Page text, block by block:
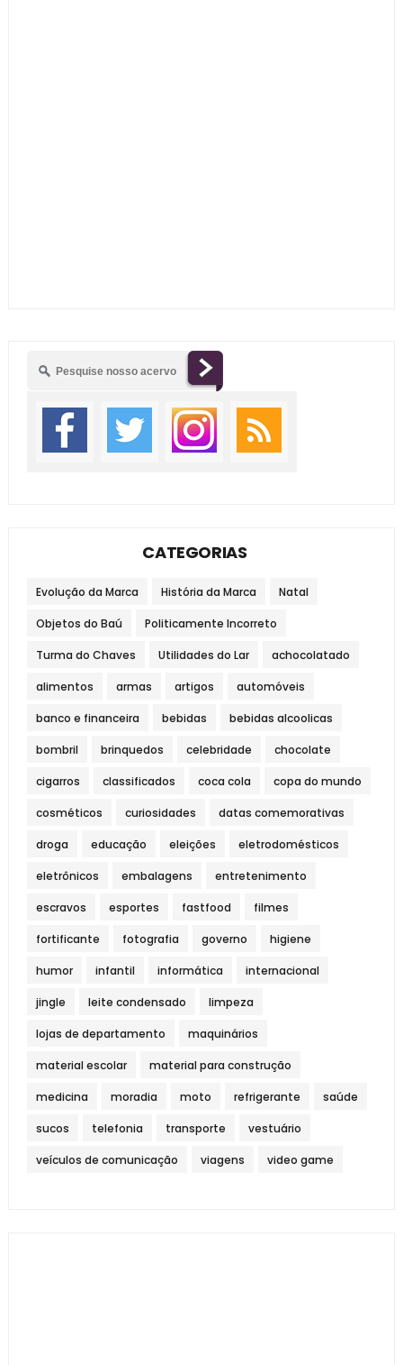
CATEGORIAS
Evolução da Marca História da Marca Natal
Objetos do Baú Politicamente Incorreto
Turma do Chaves Utilidades do Lar achocolatado
alimentos armas artigos automóveis
banco e financeira bebidas bebidas alcoolicas
bombril brinquedos celebridade chocolate
cigarros classificados coca cola copa do mundo
cosméticos curiosidades datas comemorativas
droga educação eleições eletrodomésticos
eletrônicos embalagens entretenimento
escravos esportes fastfood filmes
fortificante fotografia governo higiene
humor infantil informática internacional
jingle leite condensado limpeza
lojas de departamento maquinários
material escolar material para construção
medicina moradia moto refrigerante saúde
sucos telefonia transporte vestuário
veículos de comunicação viagens video game